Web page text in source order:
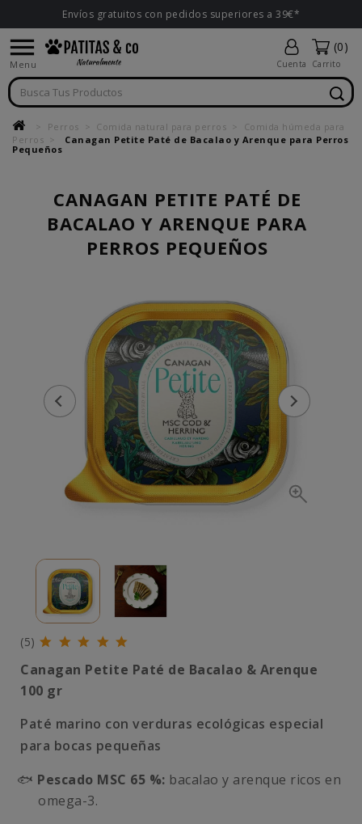
Envíos gratuitos con pedidos superiores a 39€*

Menu Cuenta
(0)
Carrito
Perros Comida natural para perros
Comida húmeda para
Perros
Canagan Petite Paté de Bacalao y Arenque para Perros
Pequeños
CANAGAN PETITE PATÉ DE
BACALAO Y ARENQUE PARA
PERROS PEQUEÑOS
(5)
Canagan Petite Paté de Bacalao & Arenque
100 gr
Paté marino con verduras ecológicas especial
para bocas pequeñas
🐟 Pescado MSC 65 %: bacalao y arenque ricos en
omega-3.